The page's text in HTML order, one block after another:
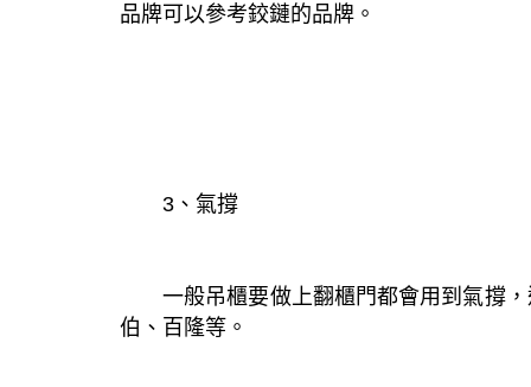
品牌可以參考鉸鏈的品牌。
3、氣撐
一般吊櫃要做上翻櫃門都會用到氣撐
伯、百隆等。